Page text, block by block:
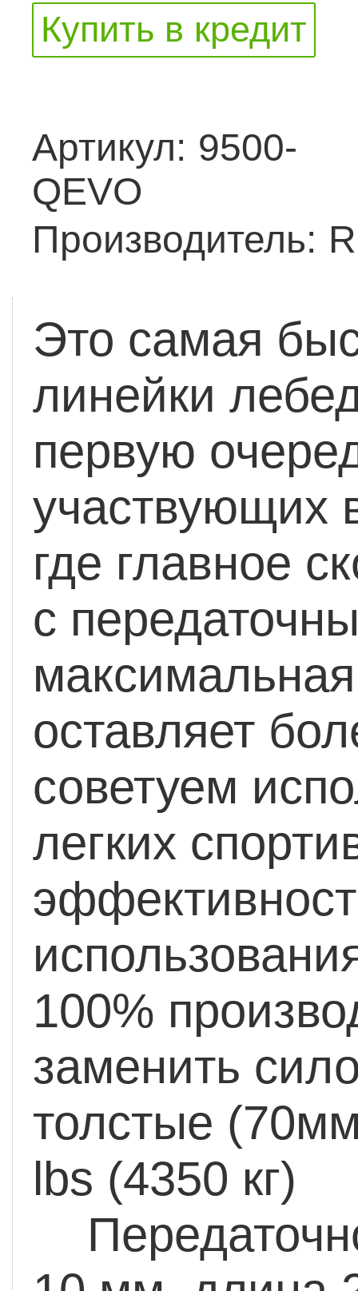
Купить в кредит
Артикул: 9500-
QEVO
Производитель:
Это самая
линейки
первую
участвующих
где главное
с
оставляет
советуем
легких
100%
заменить
толстые
lbs (4350 кг)